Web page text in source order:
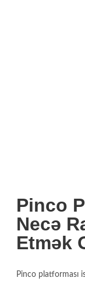
Pinco
Necə
Etmək
Pinco platforması